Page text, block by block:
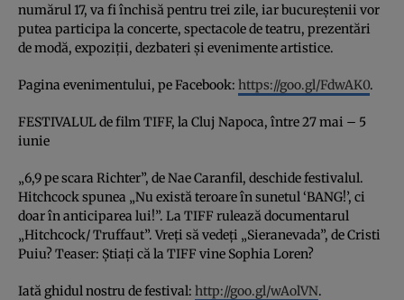
numărul 17, va fi închisă pentru trei zile, iar bucureştenii vor
putea participa la concerte, spectacole de teatru, prezentări
de modă, expoziţii, dezbateri şi evenimente artistice.
Pagina evenimentului, pe Facebook: https://goo.gl/FdwAK0.
FESTIVALUL de film TIFF, la Cluj Napoca, între 27 mai – 5
iunie
„6,9 pe scara Richter”, de Nae Caranfil, deschide festivalul.
Hitchcock spunea „Nu există teroare în sunetul ‘BANG!’, ci
doar în anticiparea lui!”. La TIFF rulează documentarul
„Hitchcock/ Truffaut”. Vreţi să vedeţi „Sieranevada”, de Cristi
Puiu? Teaser: Ştiaţi că la TIFF vine Sophia Loren?
Iată ghidul nostru de festival: http://goo.gl/wAolVN.